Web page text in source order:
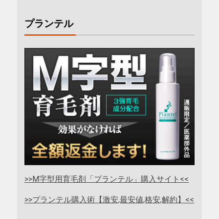
プランテル
>>M字型用育毛剤「プランテル」購入サイト<<
>>プランテル購入術【激安,最安値,格安,解約】<<